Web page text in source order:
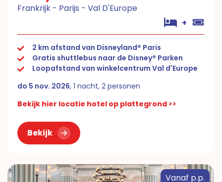
Frankrijk - Parijs - Val D'Europe
+
2 km afstand van Disneyland® Paris
Gratis shuttlebus naar de Disney® Parken
Loopafstand van winkelcentrum Val d'Europe
do 5 nov. 2026, 1 nacht, 2 personen
Bekijk hier locatie hotel op plattegrond >>
Bekijk
Vanaf p.p.